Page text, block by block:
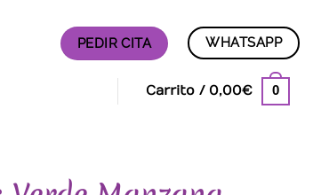
PEDIR CITA WHATSAPP
Carrito / 0,00€ 0